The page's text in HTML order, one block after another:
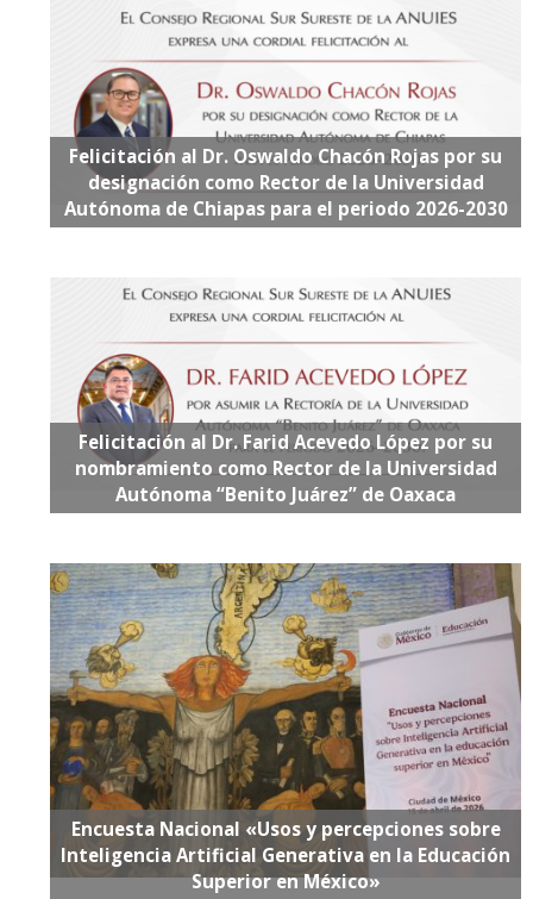
Felicitación al Dr. Oswaldo Chacón Rojas por su
designación como Rector de la Universidad
Autónoma de Chiapas para el periodo 2026-2030
Felicitación al Dr. Farid Acevedo López por su
nombramiento como Rector de la Universidad
Autónoma “Benito Juárez” de Oaxaca
Encuesta Nacional «Usos y percepciones sobre
Inteligencia Artificial Generativa en la Educación
Superior en México»